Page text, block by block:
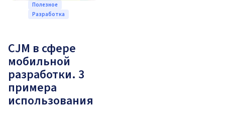
Полезное
Разработка
CJM в сфере
мобильной
разработки. 3
примера
использования